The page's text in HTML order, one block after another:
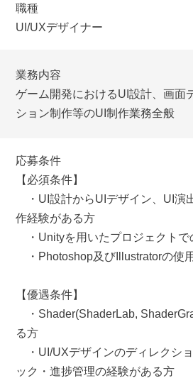
職種
UI/UXデザイナー
業務内容
ゲーム開発におけるUI設計、画面
ション制作等のUI制作業務全般
応募条件
【必須条件】
・UI設計からUIデザイン、UI演
作経験がある方
・Unityを用いたプロジェクトで
・Photoshop及びIllustratorの使
【優遇条件】
・Shader(ShaderLab,
る方
・UI/UXデザインのディレクシ
ック・進捗管理の経験がある方